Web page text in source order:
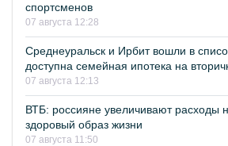
спортсменов
07 августа 12:28
Среднеуральск и Ирбит вошли в
доступна семейная ипотека на
07 августа 12:13
ВТБ: россияне увеличивают расходы
здоровый образ жизни
07 августа 11:50